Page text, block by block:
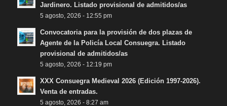
Jardinero. Listado provisional de admitidos/as
5 agosto, 2026 - 12:55 pm
Convocatoria para la provisión de dos plazas de
Agente de la Policía Local Consuegra. Listado
provisional de admitidos/as
5 agosto, 2026 - 12:19 pm
XXX Consuegra Medieval 2026 (Edición 1997-2026).
Venta de entradas.
5 agosto, 2026 - 8:27 am